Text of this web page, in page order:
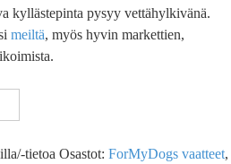
kyllästepinta pysyy vettähylkivänä.
meiltä, myös hyvin markettien,
tietoa Osastot: ForMyDogs vaatteet,